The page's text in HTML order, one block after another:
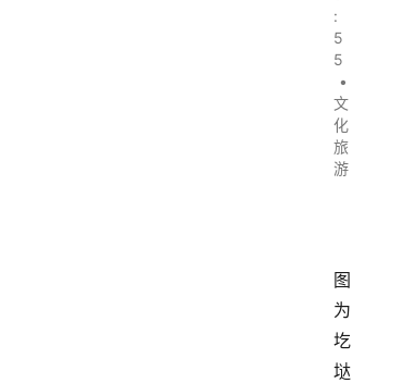
:
5
5
•
文
化
旅
游
图
为
圪
垯